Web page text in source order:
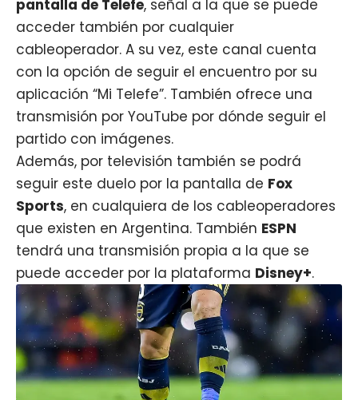
pantalla de Telefe, señal a la que se puede
acceder también por cualquier
cableoperador. A su vez, este canal cuenta
con la opción de seguir el encuentro por su
aplicación “Mi Telefe”. También ofrece una
transmisión por YouTube por dónde seguir el
partido con imágenes.
Además, por televisión también se podrá
seguir este duelo por la pantalla de Fox
Sports, en cualquiera de los cableoperadores
que existen en Argentina. También ESPN
tendrá una transmisión propia a la que se
puede acceder por la plataforma Disney+.